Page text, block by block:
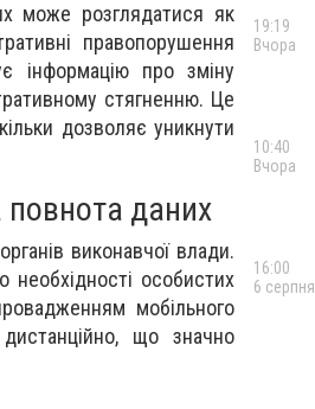
може розглядатися як
правопорушення
інформацію про зміну
стягненню. Це
дозволяє уникнути
повнота даних
виконавчої влади.
особистих
мобільного
що значно
19:19
Вчора
10:40
Вчора
16:00
6 серпня